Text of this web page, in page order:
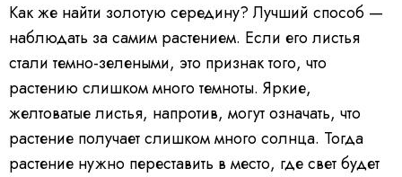
Как же найти золотую середину? Лучший способ —
наблюдать за самим растением. Если его листья
стали темно-зелеными, это признак того, что
растению слишком много темноты. Яркие,
желтоватые листья, напротив, могут означать, что
растение получает слишком много солнца. Тогда
растение нужно переставить в место, где свет будет